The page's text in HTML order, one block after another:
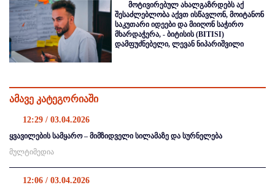
მოტივირებულ ახალგაზრდებს აქ
შესაძლებლობა აქვთ ისწავლონ, მოიტანონ
საკუთარი იდეები და მიიღონ საჭირო
მხარდაჭერა, - ბიტისის (BITISI)
დამფუძნებელი, ლევან ნიპარიშვილი
ამავე კატეგორიაში
12:29 / 03.04.2026
ყვავილების სამყარო – მიმზიდველი სილამაზე და სურნელება
მულტიმედია
12:06 / 03.04.2026